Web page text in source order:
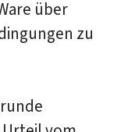
über
zu